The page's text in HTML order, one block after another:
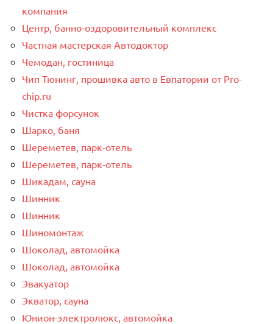
компания
Центр, банно-оздоровительный комплекс
Частная мастерская Автодоктор
Чемодан, гостиница
Чип Тюнинг, прошивка авто в Евпатории от Pro-
chip.ru
Чистка форсунок
Шарко, баня
Шереметев, парк-отель
Шереметев, парк-отель
Шикадам, сауна
Шинник
Шинник
Шиномонтаж
Шоколад, автомойка
Шоколад, автомойка
Эвакуатор
Экватор, сауна
Юнион-электролюкс, автомойка